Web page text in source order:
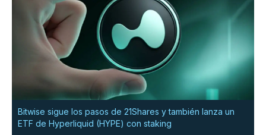
Bitwise sigue los pasos de 21Shares y también lanza un
ETF de Hyperliquid (HYPE) con staking